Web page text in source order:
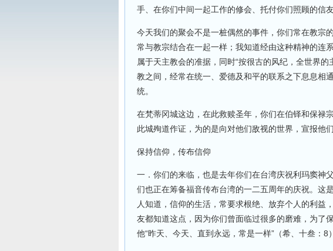
手、在你们中间一起工作的修会、托付你们照顾的信
今天我们的聚会不是一桩偶然的事件，你们常在教宗
常与教宗结合在一起一样；我知道经由这种精神的连
属于天主教会的准据，同时“按很古的风纪，全世界
教之间，经常在统一、爱德及和平的联系之下息息相
统。
在梵蒂冈城这边，在此救赎圣年，你们在伯铎和保禄
此城殉道作证，为的是向对他们敌视的世界，宣报他
保持信仰，传布信仰
一．你们的来临，也是去年你们在台湾庆祝利玛窦神
们也正在筹备福音传布台湾的一二五周年的庆祝。这
人知道，信仰的生活，常要求根绝、放弃个人的利益
友都知道这点，因为你们曾面临过很多的磨难，为了
他“昨天、今天、直到永远，常是一样”（希、十叁：8